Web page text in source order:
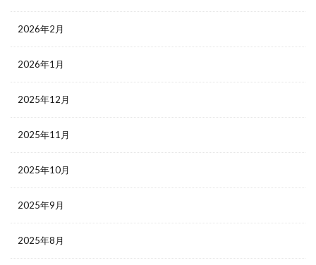
2026年2月
2026年1月
2025年12月
2025年11月
2025年10月
2025年9月
2025年8月